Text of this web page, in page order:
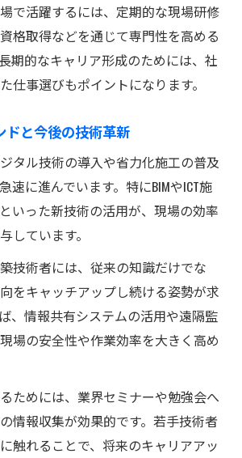
で活躍するには、定期的な現場研修
格取得などを通じて専門性を高める
期的なキャリア形成のためには、社
仕事選びもポイントになります。
ドと今後の技術革新
タル技術の導入や省力化施工の普及
速に進んでいます。特にBIMやICT施
いった新技術の活用が、現場の効率
しています。
技術者には、従来の知識だけでな
をキャッチアップし続ける姿勢が求
、情報共有システムの活用や遠隔監
場の安全性や作業効率を大きく高め
ためには、業界セミナーや勉強会へ
情報収集が効果的です。若手技術者
触れることで、将来のキャリアアッ